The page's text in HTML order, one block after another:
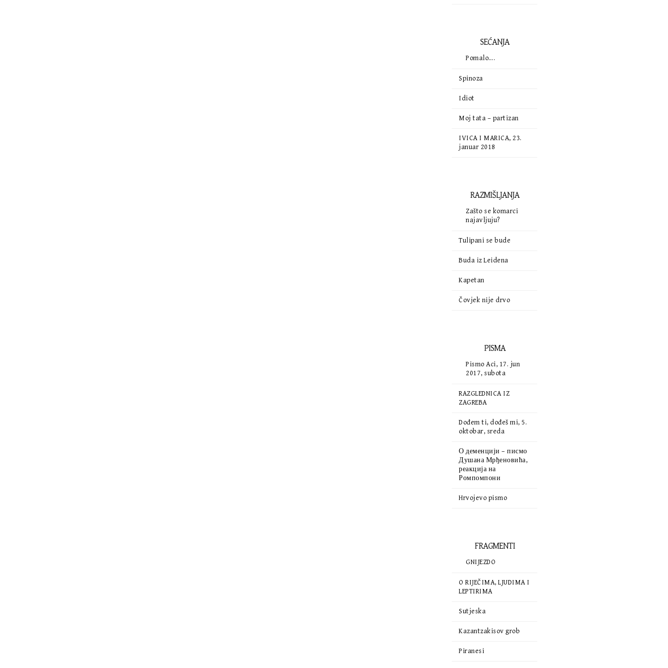
SEĆANJA
Pomalo….
Spinoza
Idiot
Moj tata – partizan
IVICA I MARICA, 23.
januar 2018
RAZMIŠLJANJA
Zašto se komarci
najavljuju?
Tulipani se bude
Buda iz Leidena
Kapetan
Čovjek nije drvo
PISMA
Pismo Aci, 17. jun
2017, subota
RAZGLEDNICA IZ
ZAGREBA
Dođem ti, dođeš mi, 5.
oktobar, sreda
О деменцији – писмо
Душана Мрђеновића,
реакција на
Ромпомпони
Hrvojevo pismo
FRAGMENTI
GNIJEZDO
O RIJEČIMA, LJUDIMA I
LEPTIRIMA
Sutjeska
Kazantzakisov grob
Piranesi